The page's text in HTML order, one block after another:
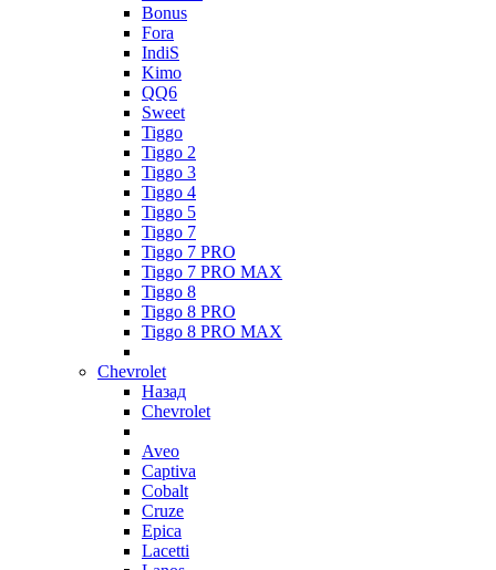
Bonus
Fora
IndiS
Kimo
QQ6
Sweet
Tiggo
Tiggo 2
Tiggo 3
Tiggo 4
Tiggo 5
Tiggo 7
Tiggo 7 PRO
Tiggo 7 PRO MAX
Tiggo 8
Tiggo 8 PRO
Tiggo 8 PRO MAX
Chevrolet
Назад
Chevrolet
Aveo
Captiva
Cobalt
Cruze
Epica
Lacetti